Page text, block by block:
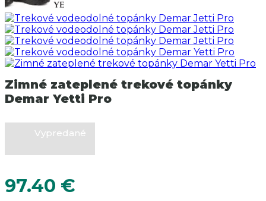
Zimné zateplené trekové topánky
Demar Yetti Pro
Vypredané
97.40 €